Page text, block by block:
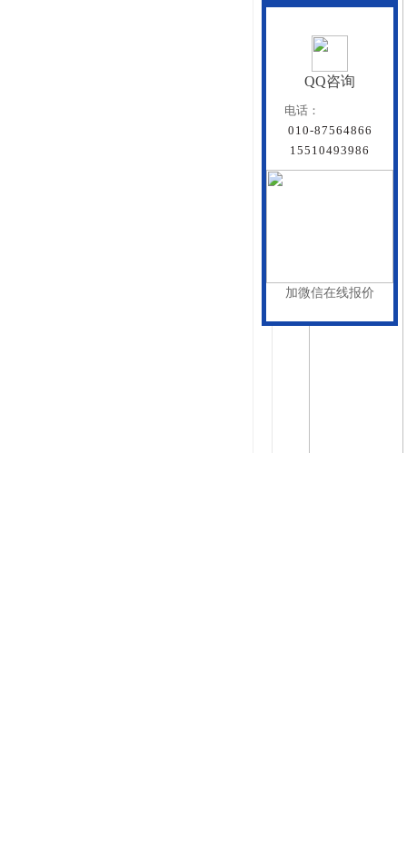
QQ咨询
电话：
010-87564866
15510493986
加微信在线报价